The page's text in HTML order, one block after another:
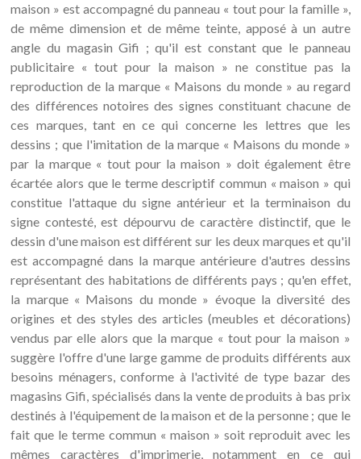
maison » est accompagné du panneau « tout pour la famille »,
de même dimension et de même teinte, apposé à un autre
angle du magasin Gifi ; qu'il est constant que le panneau
publicitaire « tout pour la maison » ne constitue pas la
reproduction de la marque « Maisons du monde » au regard
des différences notoires des signes constituant chacune de
ces marques, tant en ce qui concerne les lettres que les
dessins ; que l'imitation de la marque « Maisons du monde »
par la marque « tout pour la maison » doit également être
écartée alors que le terme descriptif commun « maison » qui
constitue l'attaque du signe antérieur et la terminaison du
signe contesté, est dépourvu de caractère distinctif, que le
dessin d'une maison est différent sur les deux marques et qu'il
est accompagné dans la marque antérieure d'autres dessins
représentant des habitations de différents pays ; qu'en effet,
la marque « Maisons du monde » évoque la diversité des
origines et des styles des articles (meubles et décorations)
vendus par elle alors que la marque « tout pour la maison »
suggère l'offre d'une large gamme de produits différents aux
besoins ménagers, conforme à l'activité de type bazar des
magasins Gifi, spécialisés dans la vente de produits à bas prix
destinés à l'équipement de la maison et de la personne ; que le
fait que le terme commun « maison » soit reproduit avec les
mêmes caractères d'imprimerie, notamment en ce qui